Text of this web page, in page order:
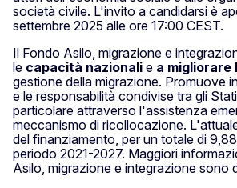
società civile. L'invito a candidarsi è
settembre 2025 alle ore 17:00 CEST.
Il Fondo Asilo, migrazione e
le capacità nazionali e a migliorare
gestione della migrazione. Promuove
e le responsabilità condivise tra gli
particolare attraverso l'assistenza
meccanismo di ricollocazione.
del finanziamento, per un totale di
periodo 2021-2027. Maggiori
Asilo, migrazione e integrazione sono